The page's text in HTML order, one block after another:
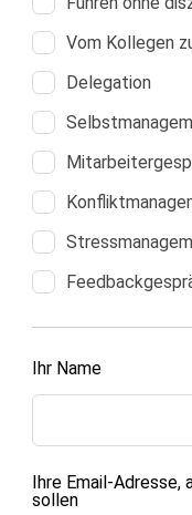
Vom Kollegen
Delegation
Ihr Name
Ihre Email-Adresse,
sollen